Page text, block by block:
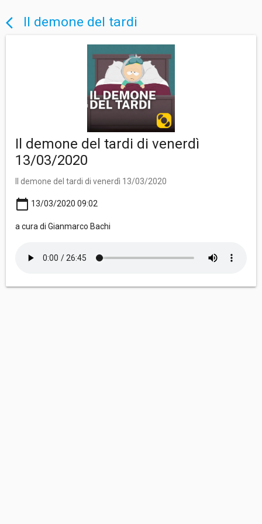
arrow_back_ios Il demone del tardi
Il demone del tardi di venerdì
13/03/2020
Il demone del tardi di venerdì 13/03/2020
calendar_today 13/03/2020 09:02
a cura di Gianmarco Bachi